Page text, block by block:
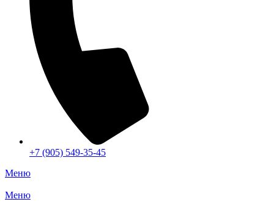
+7 (905) 549-35-45
Меню
Меню